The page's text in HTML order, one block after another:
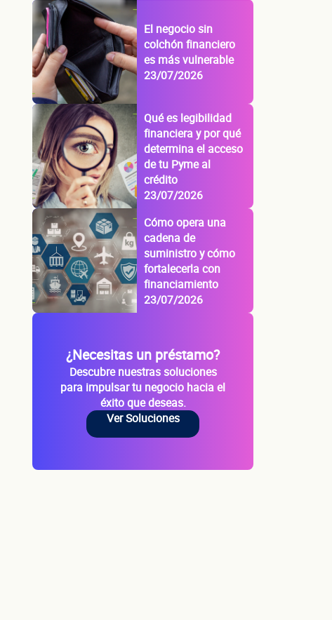
El negocio sin
colchón financiero
es más vulnerable
23/07/2026
Qué es legibilidad
financiera y por qué
determina el acceso
de tu Pyme al
crédito
23/07/2026
Cómo opera una
cadena de
suministro y cómo
fortalecerla con
financiamiento
23/07/2026
¿Necesitas un préstamo?
Descubre nuestras soluciones
para impulsar tu negocio hacia el
éxito que deseas.
Ver Soluciones